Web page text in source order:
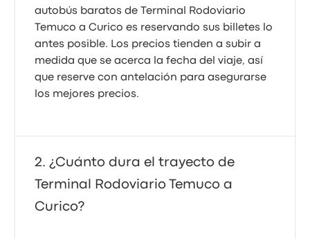
autobús baratos de Terminal Rodoviario
Temuco a Curico es reservando sus billetes lo
antes posible. Los precios tienden a subir a
medida que se acerca la fecha del viaje, así
que reserve con antelación para asegurarse
los mejores precios.
¿Cuánto dura el trayecto de
Terminal Rodoviario Temuco a
Curico?